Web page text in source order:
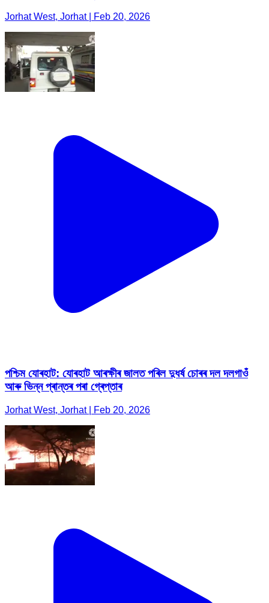
Jorhat West, Jorhat | Feb 20, 2026
পশ্চিম যোৰহাট: যোৰহাট আৰক্ষীৰ জালত পৰিল দুধৰ্ষ চোৰৰ দল দলগাওঁ
আৰু ভিন্ন প্ৰান্তৰ পৰা গ্ৰেপ্তাৰ
Jorhat West, Jorhat | Feb 20, 2026